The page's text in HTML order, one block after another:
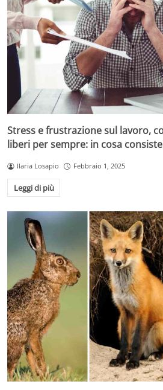
Stress e frustrazione sul lavoro,
liberi per sempre: in cosa consiste
Ilaria Losapio Febbraio 1, 2025
Leggi di più